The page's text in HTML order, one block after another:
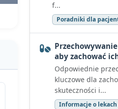
f...
Poradniki dla
aby zachować
Odpowiednie
kluczowe dla
skuteczności i...
Informacje o lekach